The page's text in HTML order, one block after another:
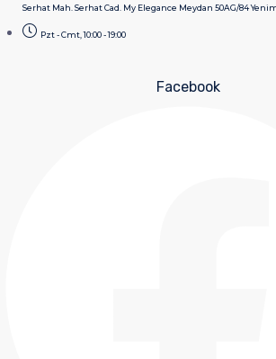
Serhat Mah. Serhat Cad. My Elegance Meydan 50AG/84
Pzt - Cmt, 10:00 - 19:00
Facebook